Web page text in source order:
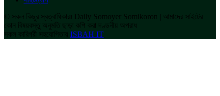
© সকল কিছুর স্বত্বাধিকারঃ Daily Somoyer Somikoron | আমাদের সাইটের
কোন বিষয়বস্তু অনুমতি ছাড়া কপি করা দণ্ডনীয় অপরাধ
সকল কারিগরী সহযোগিতায় ISBAH IT